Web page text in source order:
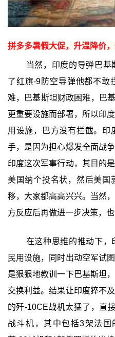
拼多多暑假大促，升温降价
当然，印度的导弹巴
了红旗-9防空导弹他都不敢
难，巴基斯坦财政困难，巴
更重要设施而部署，所以印
用设施，巴方没有拦截。印
手，是因为担心爆发全面战
印度这次军事行动，其目的
美国纳个投名状，然后美国
移，大家都高高兴兴。当然
方反应后再做进一步决策，
在这种思维的推动下，
民用设施，同时出动空军试
是狠狠地教训一下巴基斯坦
交换利益。结果让印度猝不
的歼-10CE战机太猛了，直
战斗机，其中包括3架法国